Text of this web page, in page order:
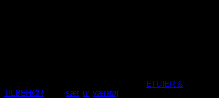
ETUIER &
TILBEHØR
sæt, ur, værktøj